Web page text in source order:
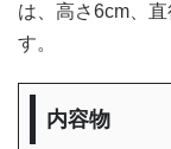
は、高さ6cm、
す。
内容物